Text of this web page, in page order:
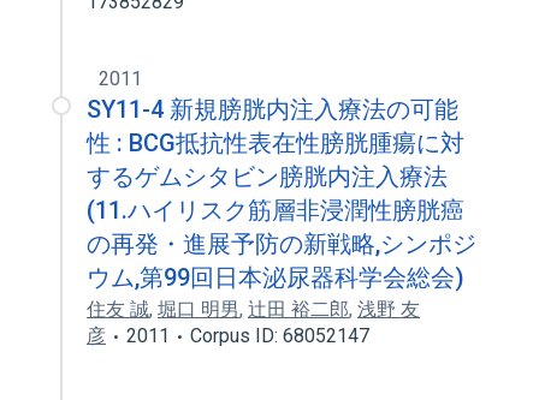
2011
SY11-4 新規膀胱内注入療法の可能
性 : BCG抵抗性表在性膀胱腫瘍に対
するゲムシタビン膀胱内注入療法
(11.ハイリスク筋層非浸潤性膀胱癌
の再発・進展予防の新戦略,シンポジ
ウム,第99回日本泌尿器科学会総会)
住友 誠, 堀口 明男, 辻田 裕二郎, 浅野 友
彦
2011 Corpus ID: 68052147